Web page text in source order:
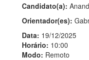
Candidato(a):
Orientador(es):
Data: 19/12/2025
Horário: 10:00
Modo: Remoto